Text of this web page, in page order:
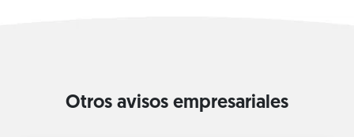
Otros avisos empresariales